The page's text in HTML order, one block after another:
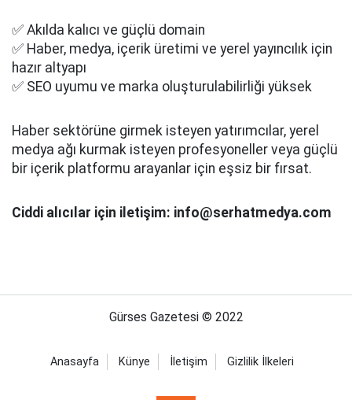
✅ Akılda kalıcı ve güçlü domain
✅ Haber, medya, içerik üretimi ve yerel yayıncılık için
hazır altyapı
✅ SEO uyumu ve marka oluşturulabilirliği yüksek
Haber sektörüne girmek isteyen yatırımcılar, yerel
medya ağı kurmak isteyen profesyoneller veya güçlü
bir içerik platformu arayanlar için eşsiz bir fırsat.
Ciddi alıcılar için iletişim: info@serhatmedya.com
Gürses Gazetesi © 2022
Anasayfa Künye İletişim Gizlilik İlkeleri